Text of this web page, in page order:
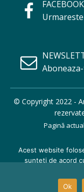
FACEBOOK
© Copyright 2022 -
Pagină
Acest website
sunteti de acord
Ok